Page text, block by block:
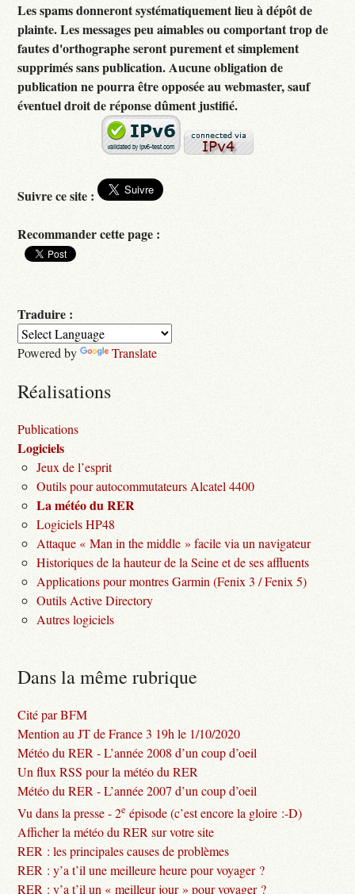
Les spams donneront systématiquement lieu à dépôt de
plainte. Les messages peu aimables ou comportant trop de
fautes d'orthographe seront purement et simplement
supprimés sans publication. Aucune obligation de
publication ne pourra être opposée au webmaster, sauf
éventuel droit de réponse dûment justifié.
Suivre ce site :
Recommander cette page :
Traduire :
Powered by Translate
Réalisations
Publications
Logiciels
Jeux de l’esprit
Outils pour autocommutateurs Alcatel 4400
La météo du RER
Logiciels HP48
Attaque « Man in the middle » facile via un navigateur
Historiques de la hauteur de la Seine et de ses affluents
Applications pour montres Garmin (Fenix 3 / Fenix 5)
Outils Active Directory
Autres logiciels
Dans la même rubrique
Cité par BFM
Mention au JT de France 3 19h le 1/10/2020
Météo du RER - L’année 2008 d’un coup d’oeil
Un flux RSS pour la météo du RER
Météo du RER - L’année 2007 d’un coup d’oeil
Vu dans la presse - 2e épisode (c’est encore la gloire :-D)
Afficher la météo du RER sur votre site
RER : les principales causes de problèmes
RER : y’a t’il une meilleure heure pour voyager ?
RER : y’a t’il un « meilleur jour » pour voyager ?